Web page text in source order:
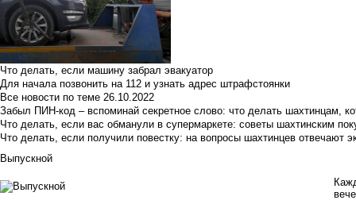
Что делать, если машину забрал эвакуатор
Для начала позвонить на 112 и узнать адрес штрафстоянки
Все новости по теме 26.10.2022
Забыл ПИН-код – вспоминай секретное слово: что делать шахтинцам,
Что делать, если вас обманули в супермаркете: советы шахтинским
Что делать, если получили повестку: на вопросы шахтинцев отвечают
Выпускной